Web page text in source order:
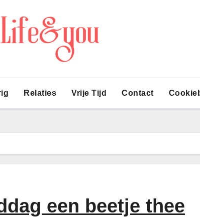
Relaties Vrije Tijd Contact
een beetje thee